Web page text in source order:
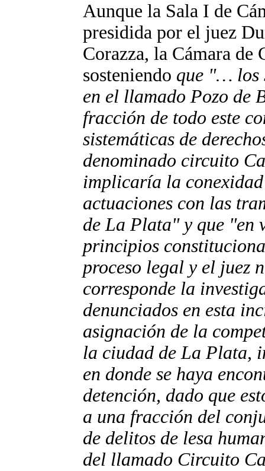
Aunque la Sala I de
presidida por el juez
Corazza, la Cámara
sosteniendo que "… los
en el llamado Pozo de
fracción de todo este
sistemáticas de
denominado circuito
implicaría la
actuaciones con las
de La Plata" y que "en
principios
proceso legal y el juez
corresponde la
denunciados en esta
asignación de la
la ciudad de La Plata,
en donde se haya
detención, dado que
a una fracción del
de delitos de lesa
del llamado Circuito